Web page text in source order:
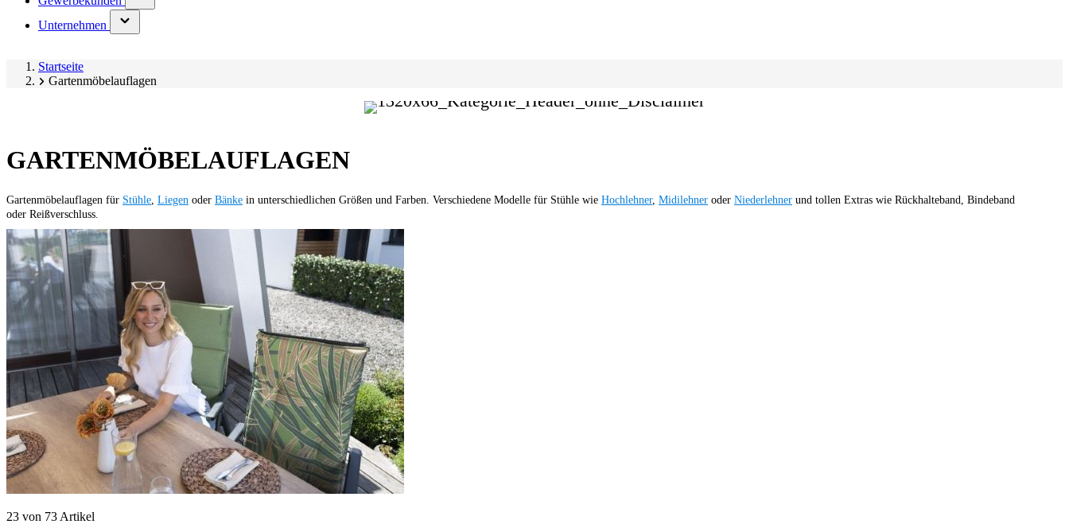
submenu)
Unternehmen
(has
submenu)
Startseite
Gartenmöbelauflagen
GARTENMÖBELAUFLAGEN
Gartenmöbelauflagen für Stühle Liegen oder Bänke in unterschiedlichen Größen und Farben. Verschiedene Modelle für Stühle wie Hochlehner, Midilehner oder Niederlehner und tollen Extras wie Rückhalteband, Bindeband
oder Reißverschluss.
23 von 73 Artikel